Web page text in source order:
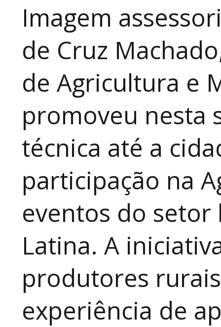
Imagem
de Cruz
de Agricultura e
promoveu nesta
técnica até a
participação na
eventos do
Latina. A
produtores
experiência de